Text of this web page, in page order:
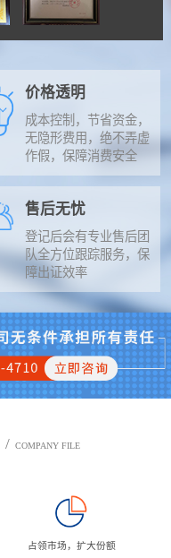
价格透明
成本控制，节省资金，
无隐形费用，绝不弄虚
作假，保障消费安全
售后无忧
登记后会有专业售后团
队全方位跟踪服务，保
障出证效率
/ COMPANY FILE
占领市场，扩大份额